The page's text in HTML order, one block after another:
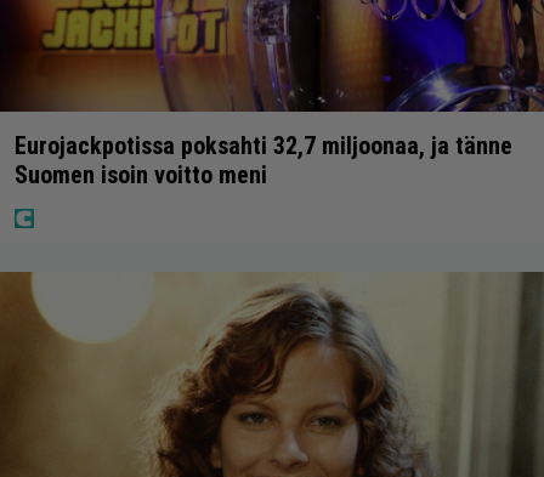
Eurojackpotissa poksahti 32,7 miljoonaa, ja tänne
Suomen isoin voitto meni